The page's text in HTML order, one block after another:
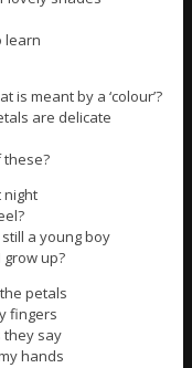
learn
meant by a ‘colour’?
are delicate
these?
night
still a young boy
up?
petals
fingers
they say
hands